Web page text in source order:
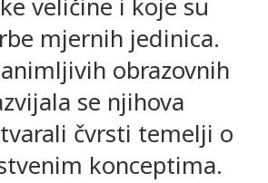
veličine i koje su
mjernih jedinica.
obrazovnih
se njihova
čvrsti temelji o
konceptima.